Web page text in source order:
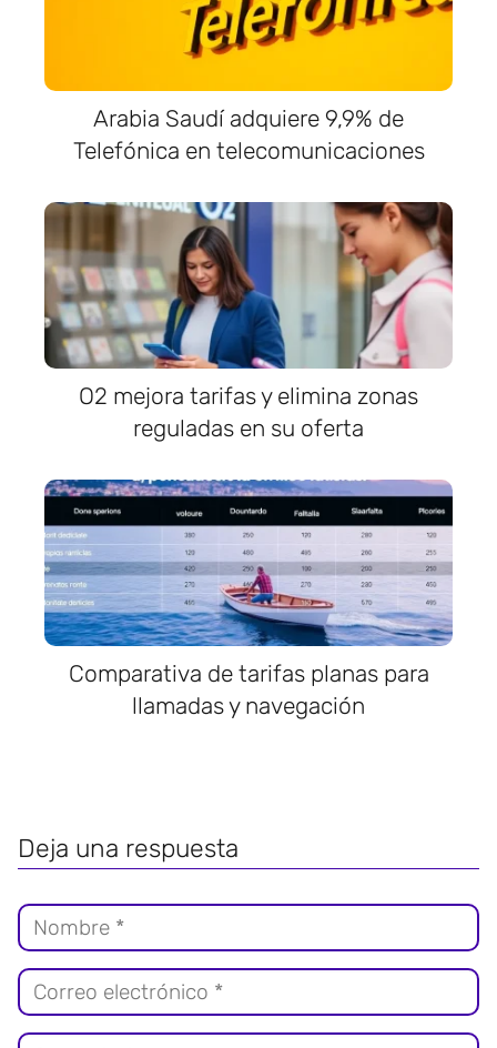
Arabia Saudí adquiere 9,9% de
Telefónica en telecomunicaciones
O2 mejora tarifas y elimina zonas
reguladas en su oferta
Comparativa de tarifas planas para
llamadas y navegación
Deja una respuesta